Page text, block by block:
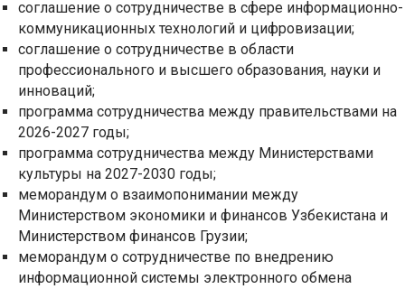
соглашение о сотрудничестве в сфере информационно-
коммуникационных технологий и цифровизации;
соглашение о сотрудничестве в области
профессионального и высшего образования, науки и
инноваций;
программа сотрудничества между правительствами на
2026-2027 годы;
программа сотрудничества между Министерствами
культуры на 2027-2030 годы;
меморандум о взаимопонимании между
Министерством экономики и финансов Узбекистана и
Министерством финансов Грузии;
меморандум о сотрудничестве по внедрению
информационной системы электронного обмена